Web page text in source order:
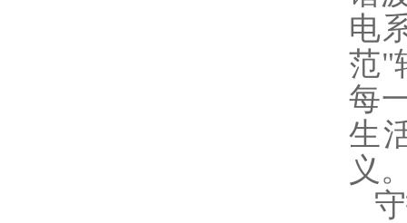
电
范"
每
生
义